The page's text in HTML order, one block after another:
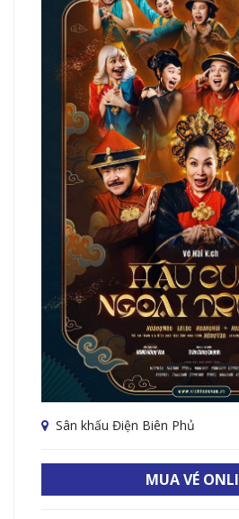
Sân khấu Điện Biên Phủ
MUA VÉ